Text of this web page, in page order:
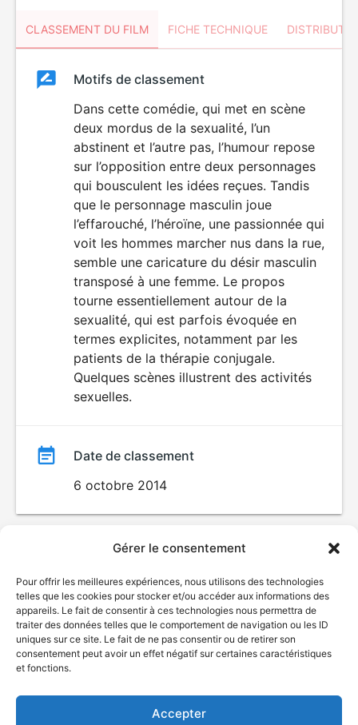
Gérer le consentement
Pour offrir les meilleures expériences, nous utilisons des technologies
telles que les cookies pour stocker et/ou accéder aux informations des
appareils. Le fait de consentir à ces technologies nous permettra de
traiter des données telles que le comportement de navigation ou les ID
uniques sur ce site. Le fait de ne pas consentir ou de retirer son
consentement peut avoir un effet négatif sur certaines caractéristiques
et fonctions.
Accepter
CLASSEMENT DU FILM FICHE TECHNIQUE
ClassementClassement
Motifs de classement
Dans cette comédie, qui met en scène
deux mordus de la sexualité, l’un
abstinent et l’autre pas, l’humour repose
sur l’opposition entre deux personnages
qui bousculent les idées reçues. Tandis
que le personnage masculin joue
l’effarouché, l’héroïne, une passionnée qui
voit les hommes marcher nus dans la rue,
semble une caricature du désir masculin
transposé à une femme. Le propos
tourne essentiellement autour de la
sexualité, qui est parfois évoquée en
termes explicites, notamment par les
patients de la thérapie conjugale.
Quelques scènes illustrent des activités
sexuelles.
Date de classement
6 octobre 2014
© Gouvernement du Québec, 2026
Plan du site
Accessibilité